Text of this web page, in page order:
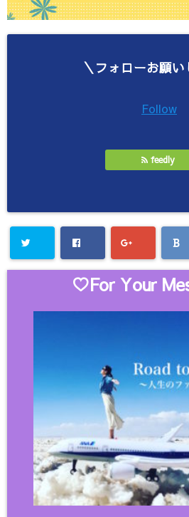
＼フォローお願い
Follow
feedly
♡For Your